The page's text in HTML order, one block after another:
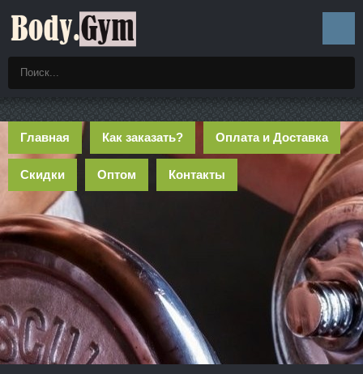
Главная Как заказать? Оплата и Доставка
Скидки Оптом Контакты